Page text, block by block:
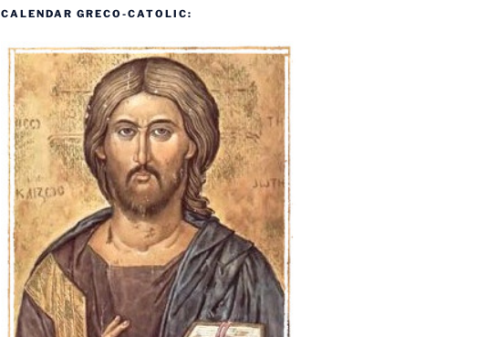
CALENDAR GRECO-CATOLIC: